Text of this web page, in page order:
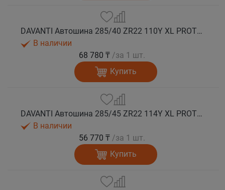
DAVANTI Автошина 285/40 ZR22 110Y XL PROTOURA SPORT RPR лето
В наличии
68 780 ₸ /за 1 шт.
Купить
DAVANTI Автошина 285/45 ZR22 114Y XL PROTOURA SPORT RPR лето
В наличии
56 770 ₸ /за 1 шт.
Купить